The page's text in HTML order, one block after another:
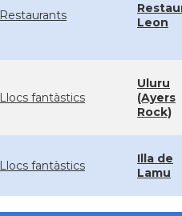
Restaurants
Leon
Llocs fantàstics
Uluru
(Ayers
Rock)
Llocs fantàstics
Illa de
Lamu